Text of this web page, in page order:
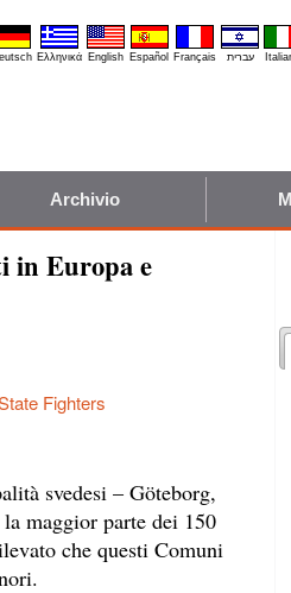
Ελληνικά English Español Français עברית
Archivio
in Europa e
Fighters
svedesi – Göteborg,
maggior parte dei 150
che questi Comuni